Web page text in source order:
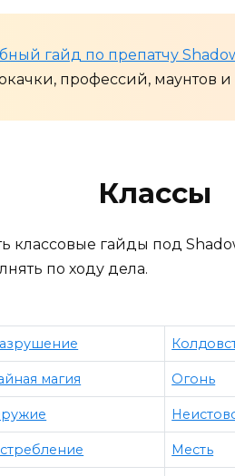
гайд по препатчу
профессий, маунтов и
Классы
классовые гайды под
по ходу дела.
магия Огонь
Месть